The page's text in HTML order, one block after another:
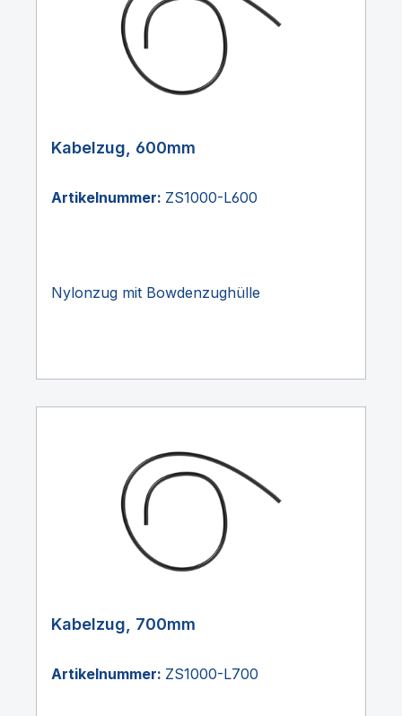
Kabelzug, 600mm
Artikelnummer: ZS1000-L600
Nylonzug mit Bowdenzughülle
Kabelzug, 700mm
Artikelnummer: ZS1000-L700